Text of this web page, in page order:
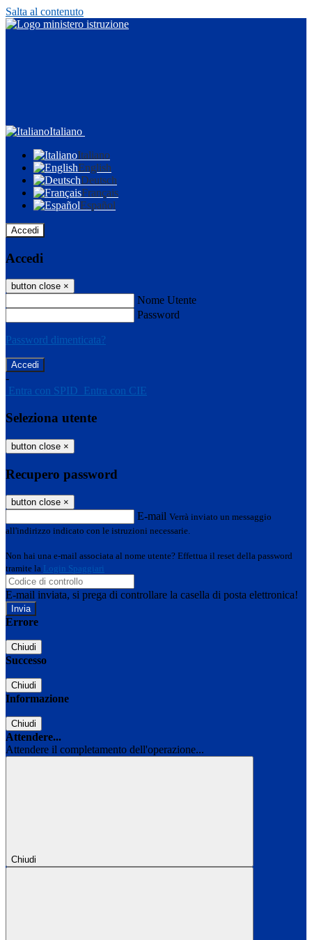
Salta al contenuto
Italiano
Italiano
English
Deutsch
Français
Español
Accedi
Accedi
button close ×
Nome Utente
Password
Password dimenticata?
-
Entra con SPID Entra con CIE
Seleziona utente
button close ×
Recupero password
button close ×
E-mail Verrà inviato un messaggio
all'indirizzo indicato con le istruzioni necessarie.
Non hai una e-mail associata al nome utente? Effettua il reset della password
tramite la Login Spaggiari
E-mail inviata, si prega di controllare la casella di posta elettronica!
Errore
Chiudi
Successo
Chiudi
Informazione
Chiudi
Attendere...
Attendere il completamento dell'operazione...
Chiudi